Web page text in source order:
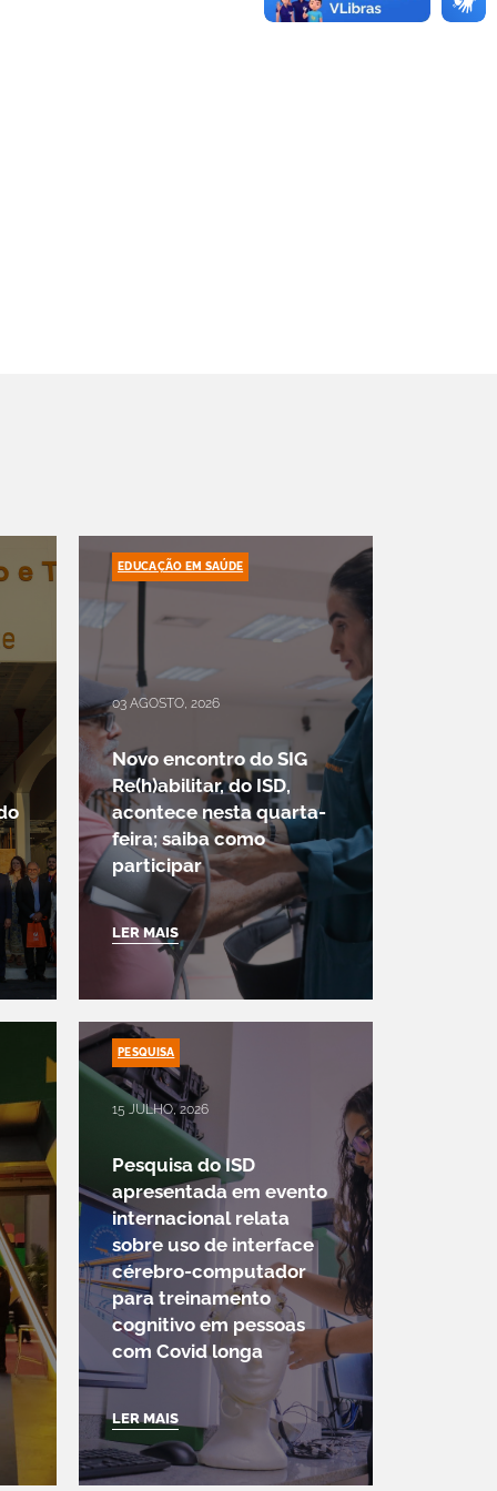
03 AGOSTO, 2026
Novo encontro do SIG
Re(h)abilitar, do ISD,
acontece nesta quarta-
feira; saiba como
participar
LER MAIS
EDUCAÇÃO EM SAÚDE
15 JULHO, 2026
Pesquisa do ISD
apresentada em evento
internacional relata
sobre uso de interface
cérebro-computador
para treinamento
cognitivo em pessoas
com Covid longa
LER MAIS
PESQUISA